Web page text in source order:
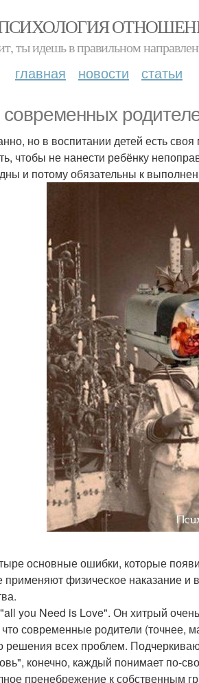
ты идешь в правильном
главная новости статьи
но в воспитании детей есть
чтобы не нанести ребёнку
и потому обязательны к
основные ошибки, которые
применяют физическое наказание и
you Need is Love". Он хитрый
что современные родители
решения всех проблем.
конечно, каждый понимает по-
пренебрежение к собственным